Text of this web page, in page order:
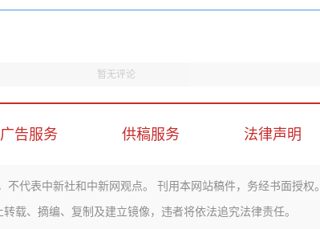
暂无评论
广告服务 供稿服务 法律声明
不代表中新社和中新网观点。 刊用本网站稿件，务经书面授权。
转载、摘编、复制及建立镜像，违者将依法追究法律责任。